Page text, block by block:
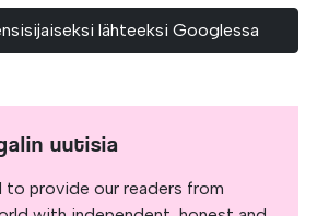
lähteeksi Googlessa
uutisia
to provide our readers from